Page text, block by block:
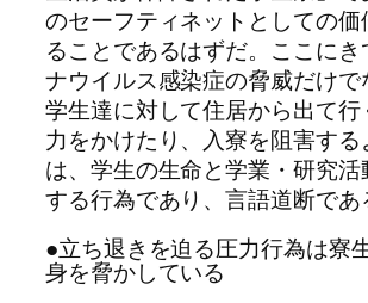
のセーフティネットとしての価
ることであるはずだ。ここにき
ナウイルス感染症の脅威だけで
学生達に対して住居から出て
力をかけたり、入寮を阻害する
は、学生の生命と学業・研究活
する行為であり、言語道断であ
●立ち退きを迫る圧力行為は寮
身を脅かしている